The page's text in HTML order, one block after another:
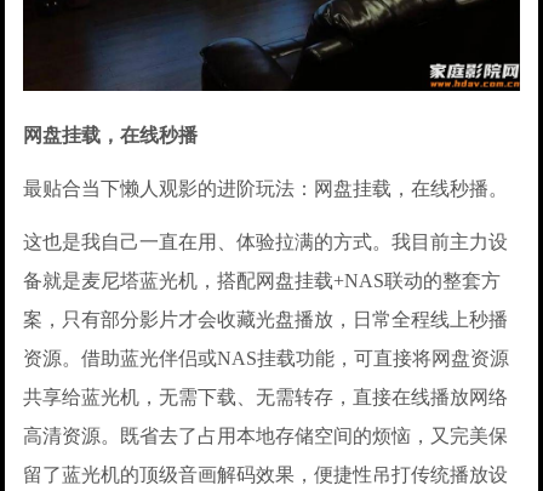
网盘挂载，在线秒播
最贴合当下懒人观影的进阶玩法：网盘挂载，在线秒播。
这也是我自己一直在用、体验拉满的方式。我目前主力设
备就是麦尼塔蓝光机，搭配网盘挂载+NAS联动的整套方
案，只有部分影片才会收藏光盘播放，日常全程线上秒播
资源。借助蓝光伴侣或NAS挂载功能，可直接将网盘资源
共享给蓝光机，无需下载、无需转存，直接在线播放网络
高清资源。既省去了占用本地存储空间的烦恼，又完美保
留了蓝光机的顶级音画解码效果，便捷性吊打传统播放设